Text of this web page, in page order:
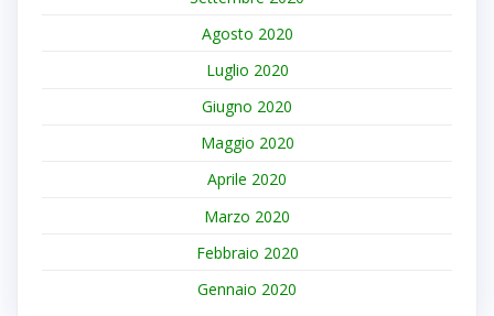
Agosto 2020
Luglio 2020
Giugno 2020
Maggio 2020
Aprile 2020
Marzo 2020
Febbraio 2020
Gennaio 2020